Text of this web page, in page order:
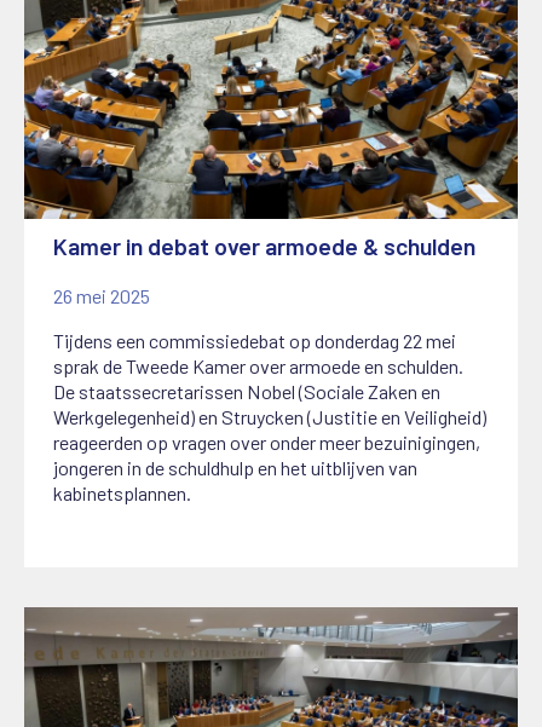
Kamer in debat over armoede & schulden
26 mei 2025
Tijdens een commissiedebat op donderdag 22 mei
sprak de Tweede Kamer over armoede en schulden.
De staatssecretarissen Nobel (Sociale Zaken en
Werkgelegenheid) en Struycken (Justitie en Veiligheid)
reageerden op vragen over onder meer bezuinigingen,
jongeren in de schuldhulp en het uitblijven van
kabinetsplannen.